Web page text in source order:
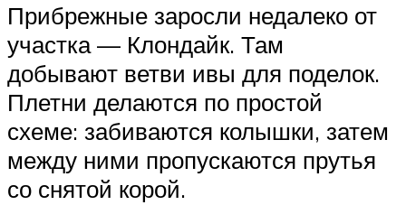
Прибрежные заросли недалеко от
участка — Клондайк. Там
добывают ветви ивы для поделок.
Плетни делаются по простой
схеме: забиваются колышки, затем
между ними пропускаются прутья
со снятой корой.